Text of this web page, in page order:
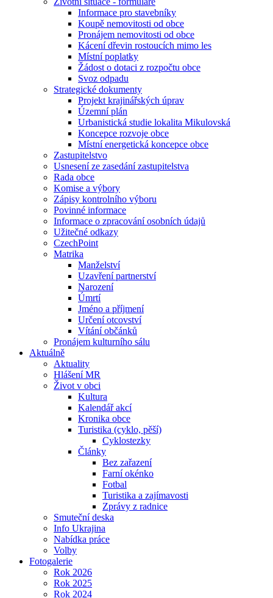
Informace pro stavebníky
Koupě nemovitosti od obce
Pronájem nemovitosti od obce
Kácení dřevin rostoucích mimo les
Místní poplatky
Žádost o dotaci z rozpočtu obce
Svoz odpadu
Strategické dokumenty
Projekt krajinářských úprav
Územní plán
Urbanistická studie lokalita Mikulovská
Koncepce rozvoje obce
Místní energetická koncepce obce
Zastupitelstvo
Usnesení ze zasedání zastupitelstva
Rada obce
Komise a výbory
Zápisy kontrolního výboru
Povinné informace
Informace o zpracování osobních údajů
Užitečné odkazy
CzechPoint
Matrika
Manželství
Uzavření partnerství
Narození
Úmrtí
Jméno a příjmení
Určení otcovství
Vítání občánků
Pronájem kulturního sálu
Aktuálně
Aktuality
Hlášení MR
Život v obci
Kultura
Kalendář akcí
Kronika obce
Turistika (cyklo, pěší)
Cyklostezky
Články
Bez zařazení
Farní okénko
Fotbal
Turistika a zajímavosti
Zprávy z radnice
Smuteční deska
Info Ukrajina
Nabídka práce
Volby
Fotogalerie
Rok 2026
Rok 2025
Rok 2024